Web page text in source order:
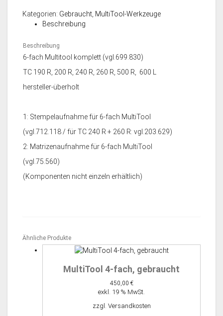
Kategorien: Gebraucht MultiTool-Werkzeuge
Beschreibung
Beschreibung
6-fach Multitool komplett (vgl.699.830)
TC 190 R, 200 R, 240 R, 260 R, 500 R, 600 L
hersteller-überholt
1: Stempelaufnahme für 6-fach MultiTool
(vgl.712.118 / für TC 240 R + 260 R: vgl.203.629)
2: Matrizenaufnahme für 6-fach MultiTool
(vgl.75.560)
(Komponenten nicht einzeln erhältlich)
Ähnliche Produkte
MultiTool 4-fach, gebraucht
450,00 €
exkl. 19 % MwSt.
zzgl. Versandkosten